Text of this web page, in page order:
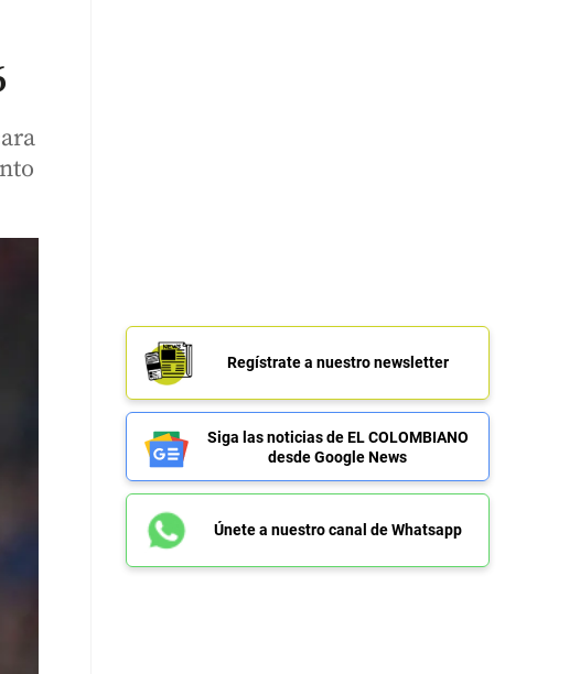
Regístrate a nuestro newsletter
Siga las noticias de EL COLOMBIANO
desde Google News
Únete a nuestro canal de Whatsapp